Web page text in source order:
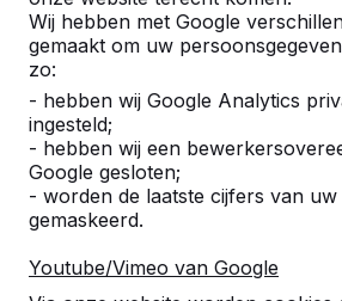
Wij hebben met Google
gemaakt om uw
zo:
- hebben wij Google Analytics
ingesteld;
- hebben wij een
Google gesloten;
- worden de laatste cijfers van uw
gemaskeerd.
Youtube/Vimeo van Google
Van offerte tot afhandeling
klantvriendelijk.
De aflevering verliep
geregeld!
Product is prachtig afgewerkt
elkaar.
Ik blijf bij de tip: Meer kleuren
J.Hellwig
10